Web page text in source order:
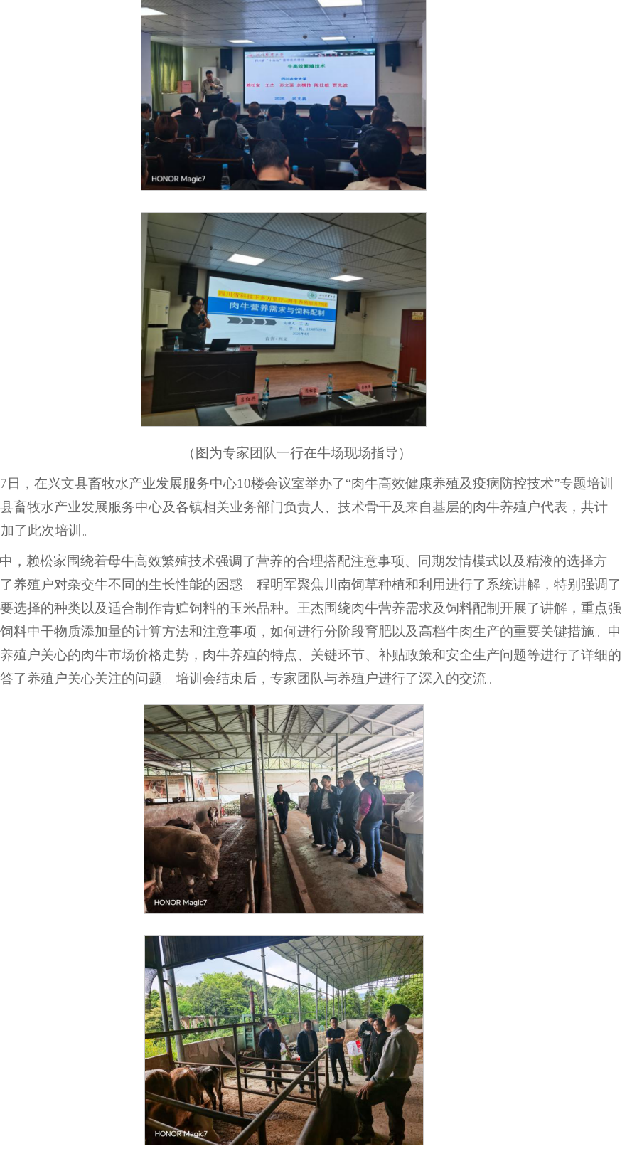
（图为专家团队一行在牛场现场指导）
日，在兴文县畜牧水产业发展服务中心10楼会议室举办了“肉牛高效健康养殖及疫病防控技术”专题培训
畜牧水产业发展服务中心及各镇相关业务部门负责人、技术骨干及来自基层的肉牛养殖户代表，共计
了此次培训。
，赖松家围绕着母牛高效繁殖技术强调了营养的合理搭配注意事项、同期发情模式以及精液的选择方
养殖户对杂交牛不同的生长性能的困惑。程明军聚焦川南饲草种植和利用进行了系统讲解，特别强调了
选择的种类以及适合制作青贮饲料的玉米品种。王杰围绕肉牛营养需求及饲料配制开展了讲解，重点强
料中干物质添加量的计算方法和注意事项，如何进行分阶段育肥以及高档牛肉生产的重要关键措施。申
殖户关心的肉牛市场价格走势，肉牛养殖的特点、关键环节、补贴政策和安全生产问题等进行了详细的
了养殖户关心关注的问题。培训会结束后，专家团队与养殖户进行了深入的交流。